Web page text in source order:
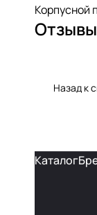
Корпусной
Отзывы
Назад к
Каталог